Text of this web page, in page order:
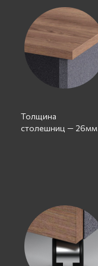
Толщина
столешниц — 26мм